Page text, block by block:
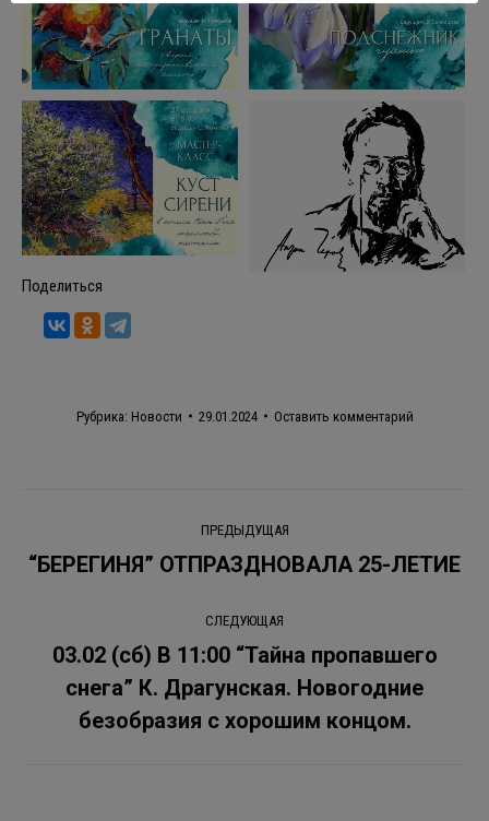
Поделиться
Рубрика: Новости 29.01.2024 Оставить комментарий
по
ПРЕДЫДУЩАЯ
Предыдущая
“БЕРЕГИНЯ” ОТПРАЗДНОВАЛА 25-ЛЕТИЕ
СЛЕДУЮЩАЯ
Следующая
запись:
03.02 (сб) В 11:00 “Тайна пропавшего
снега” К. Драгунская. Новогодние
безобразия с хорошим концом.